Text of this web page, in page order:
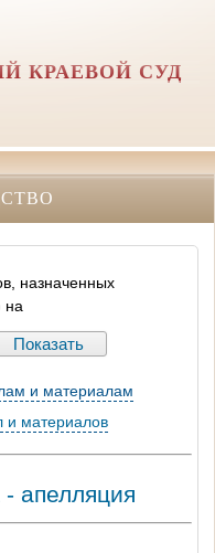
КРАЕВОЙ СУД
назначенных
на
и материалам
и материалов
апелляция